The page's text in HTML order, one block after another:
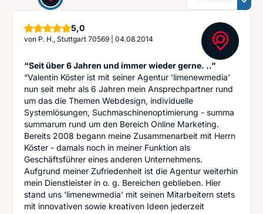
5,0Sterne
von P. H., Stuttgart 70569 04.08.2014
“Seit über 6 Jahren und immer wieder gerne. ..”
“Valentin Köster ist mit seiner Agentur 'limenewmedia'
nun seit mehr als 6 Jahren mein Ansprechpartner rund
um das die Themen Webdesign, individuelle
Systemlösungen, Suchmaschinenoptimierung - summa
summarum rund um den Bereich Online Marketing.
Bereits 2008 begann meine Zusammenarbeit mit Herrn
Köster - damals noch in meiner Funktion als
Geschäftsführer eines anderen Unternehmens.
Aufgrund meiner Zufriedenheit ist die Agentur weiterhin
mein Dienstleister in o. g. Bereichen geblieben. Hier
stand uns 'limenewmedia' mit seinen Mitarbeitern stets
mit innovativen sowie kreativen Ideen jederzeit